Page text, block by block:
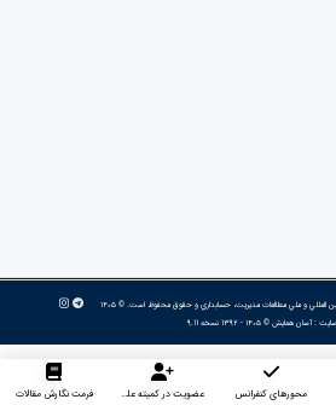
و ملي مطالعات مديريت، حسابداري و حقوق محفوظ است. © ۱۴۰۵
سایت :آسان همایش © ۱۴۰۵ - 1392 نسخه 9.11
محورهای کنفرانس عضویت در کمیته علمی داوران فرمت نگارش مقالات